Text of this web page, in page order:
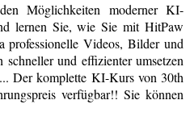
Möglichkeiten moderner KI-
lernen Sie, wie Sie mit HitPaw
professionelle Videos, Bilder und
und effizienter umsetzen
Der komplette KI-Kurs von 30th
verfügbar!! Sie können